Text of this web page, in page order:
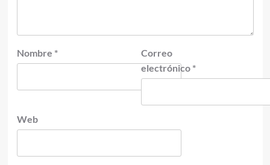
Nombre *
Correo
electrónico *
Web